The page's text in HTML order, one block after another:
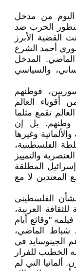
اليوم من مدخل
منظور الحرب ضد
القضية الأبرز
أحمد الشرع
الماضي. المدخل
والسياسي
فوطنهم
العالم
تقمع مثلما
وطنهم. بل إن
وغيرها
الفلسطينية،
والتمييز
المطلقة
المعتدين لا مع
الفلسطيني
العربية،
"وقائع أيام
شباط الماضي،
الجينوسايد في
الخطيب للفرار
ألمانيا التي لم